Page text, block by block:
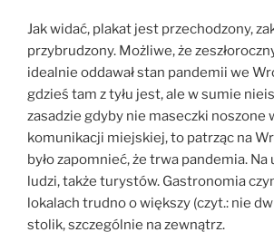
Jak widać, plakat jest przechodzony,
przybrudzony. Możliwe, że
idealnie oddawał stan pandemii we
gdzieś tam z tyłu jest, ale w sumie
zasadzie gdyby nie maseczki noszone
komunikacji miejskiej, to patrząc na
było zapomnieć, że trwa pandemia. Na
ludzi, także turystów. Gastronomia
lokalach trudno o większy (czyt.: nie
stolik, szczególnie na zewnątrz.